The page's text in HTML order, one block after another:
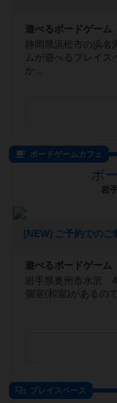
遊べるボードゲーム
静岡県浜松市の浜
ムが遊べるプレイス
か...
ボードゲームカフェ
ボ
岩
遊べるボードゲーム
岩手県奥州市水沢 4
個室(和室)があるの
プレイスペース